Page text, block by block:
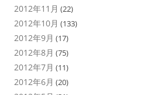
2012年11月 (22)
2012年10月 (133)
2012年9月 (17)
2012年8月 (75)
2012年7月 (11)
2012年6月 (20)